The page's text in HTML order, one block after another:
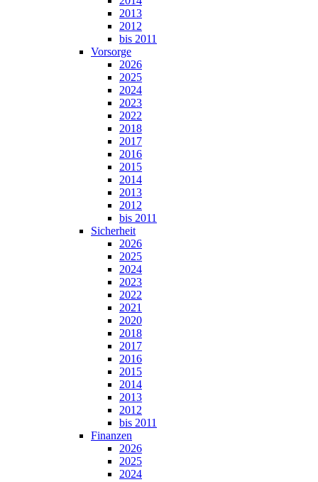
2013
2012
bis 2011
Vorsorge
2026
2025
2024
2023
2022
2018
2017
2016
2015
2014
2013
2012
bis 2011
Sicherheit
2026
2025
2024
2023
2022
2021
2020
2018
2017
2016
2015
2014
2013
2012
bis 2011
Finanzen
2026
2025
2024